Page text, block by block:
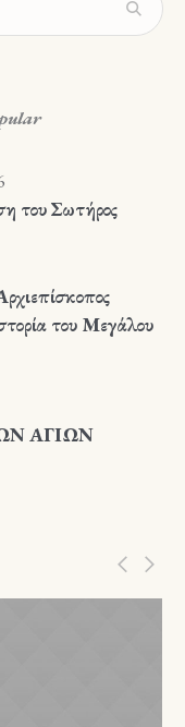
του Σωτήρος
του Μεγάλου
ΑΓΙΩΝ